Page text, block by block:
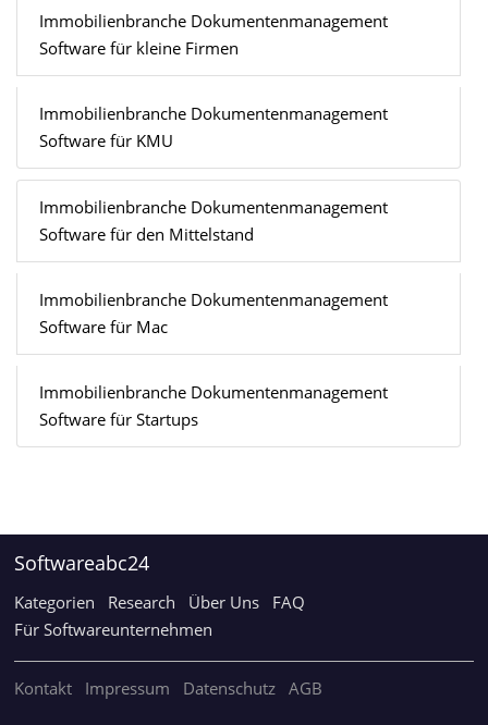
Immobilienbranche Dokumentenmanagement
Software für kleine Firmen
Immobilienbranche Dokumentenmanagement
Software für KMU
Immobilienbranche Dokumentenmanagement
Software für den Mittelstand
Immobilienbranche Dokumentenmanagement
Software für Mac
Immobilienbranche Dokumentenmanagement
Software für Startups
Softwareabc24
Kategorien Research Über Uns
FAQ
Für Softwareunternehmen
Kontakt Impressum Datenschutz AGB